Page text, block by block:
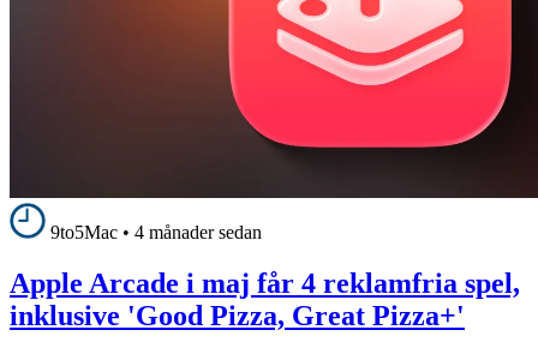
9to5Mac • 4 månader sedan
Apple Arcade i maj får 4 reklamfria spel,
inklusive 'Good Pizza, Great Pizza+'